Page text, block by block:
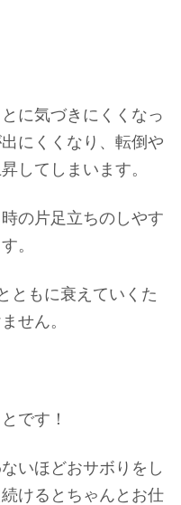
に気づきにくくなっ
にくくなり、転倒や
してしまいます。
の片足立ちのしやす
。
ともに衰えていくた
せん。
です！
いほどおサボりをし
けるとちゃんとお仕